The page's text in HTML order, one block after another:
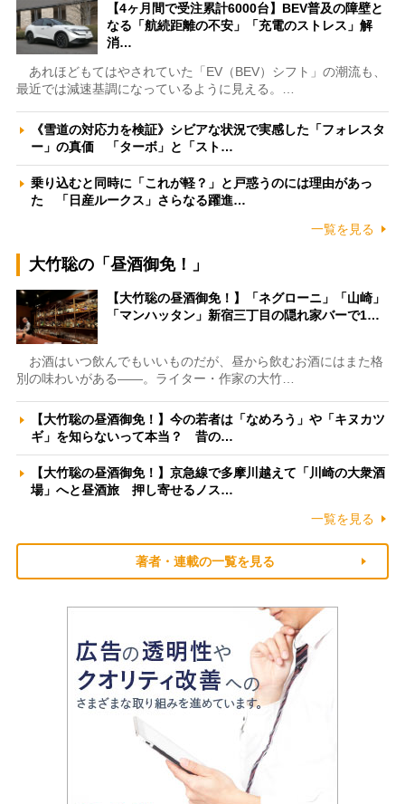
【4ヶ月間で受注累計6000台】BEV普及の障壁と
なる「航続距離の不安」「充電のストレス」解
消…
あれほどもてはやされていた「EV（BEV）シフト」の潮流も、
最近では減速基調になっているように見える。…
《雪道の対応力を検証》シビアな状況で実感した「フォレスタ
ー」の真価 「ターボ」と「スト…
乗り込むと同時に「これが軽？」と戸惑うのには理由があっ
た 「日産ルークス」さらなる躍進…
一覧を見る
大竹聡の「昼酒御免！」
【大竹聡の昼酒御免！】「ネグローニ」「山崎」
「マンハッタン」新宿三丁目の隠れ家バーで1…
お酒はいつ飲んでもいいものだが、昼から飲むお酒にはまた格
別の味わいがある――。ライター・作家の大竹…
【大竹聡の昼酒御免！】今の若者は「なめろう」や「キヌカツ
ギ」を知らないって本当？ 昔の…
【大竹聡の昼酒御免！】京急線で多摩川越えて「川崎の大衆酒
場」へと昼酒旅 押し寄せるノス…
一覧を見る
著者・連載の一覧を見る